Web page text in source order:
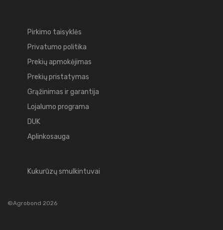
Pirkimo taisyklės
Privatumo politika
Prekių apmokėjimas
Prekių pristatymas
Grąžinimas ir garantija
Lojalumo programa
DUK
Aplinkosauga
Kukurūzų smulkintuvai
©Agrobond 2026